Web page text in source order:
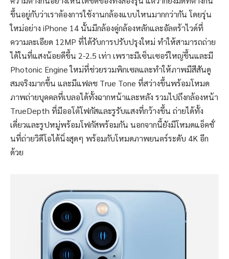
ขึ้นอยู่กับว่าเราต้องการใช้งานกล้องแบบไหนมากกว่ากัน โดยรุ่น
ใหม่อย่าง iPhone 14 นั้นมีกล้องคู่กล้องหลักและอัลตร้าไวด์ที่
ความละเอียด 12MP ที่ได้รับการปรับปรุงใหม่ ทำให้สามารถถ่าย
ได้ในที่แสงน้อยดีขึ้น 2-2.5 เท่า เพราะมีเซ็นเซอร์ใหญ่ขึ้นและมี
Photonic Engine ใหม่ที่ช่วยรวมพิกเซลและทำให้ภาพมีสีสันดู
สมจริงมากขึ้น และมีแฟลช True Tone ที่สว่างขึ้นพร้อมโหมด
ภาพถ่ายบุคคลที่เบลอได้ทั้งฉากหน้าและหลัง รวมไปถึงกล้องหน้า
TrueDepth ที่มีออโต้โฟกัสและรูรับแสงที่กว้างขึ้น ถ่ายได้ทั้ง
เดี่ยวและรูปหมู่พร้อมโฟกัสพร้อมกัน นอกจากนี้ยังมีโหมดแอ็คชั่
นที่ถ่ายวิดีโอได้นิ่งสุดๆ พร้อมกับโหมดภาพยนตร์ระดับ 4K อีก
ด้วย